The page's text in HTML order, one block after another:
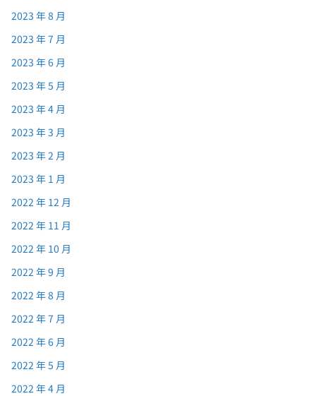
2023 年 8 月
2023 年 7 月
2023 年 6 月
2023 年 5 月
2023 年 4 月
2023 年 3 月
2023 年 2 月
2023 年 1 月
2022 年 12 月
2022 年 11 月
2022 年 10 月
2022 年 9 月
2022 年 8 月
2022 年 7 月
2022 年 6 月
2022 年 5 月
2022 年 4 月